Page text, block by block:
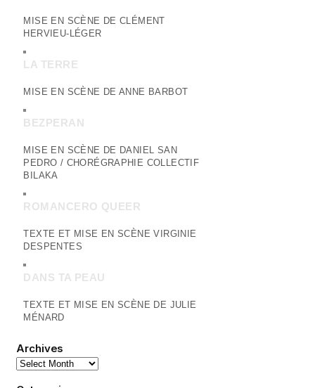
MISE EN SCÈNE DE CLÉMENT
HERVIEU-LÉGER
LA TERRE
MISE EN SCÈNE DE ANNE BARBOT
BEZPERAN
MISE EN SCÈNE DE DANIEL SAN
PEDRO / CHORÉGRAPHIE COLLECTIF
BILAKA
ROMANCERO QUEER
TEXTE ET MISE EN SCÈNE VIRGINIE
DESPENTES
DANS TA PEAU
TEXTE ET MISE EN SCÈNE DE JULIE
MÉNARD
Archives